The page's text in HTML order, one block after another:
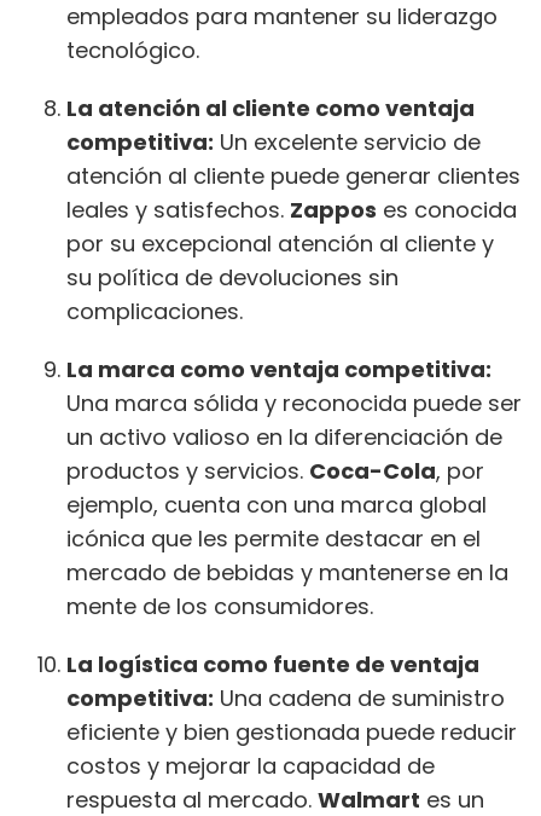
empleados para mantener su liderazgo
tecnológico.
La atención al cliente como ventaja
competitiva: Un excelente servicio de
atención al cliente puede generar clientes
leales y satisfechos. Zappos es conocida
por su excepcional atención al cliente y
su política de devoluciones sin
complicaciones.
La marca como ventaja competitiva:
Una marca sólida y reconocida puede ser
un activo valioso en la diferenciación de
productos y servicios. Coca-Cola, por
ejemplo, cuenta con una marca global
icónica que les permite destacar en el
mercado de bebidas y mantenerse en la
mente de los consumidores.
La logística como fuente de ventaja
competitiva: Una cadena de suministro
eficiente y bien gestionada puede reducir
costos y mejorar la capacidad de
respuesta al mercado. Walmart es un